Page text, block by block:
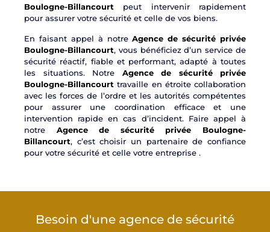
Boulogne-Billancourt peut intervenir rapidement
pour assurer votre sécurité et celle de vos biens.
En faisant appel à notreAgence de sécurité privée
Boulogne-Billancourt, vous bénéficiez d’un service de
sécurité réactif, fiable et performant, adapté à toutes
les situations. Notre Agence de sécurité privée
Boulogne-Billancourt travaille en étroite collaboration
avec les forces de l’ordre et les autorités compétentes
pour assurer une coordination efficace et une
intervention rapide en cas d’incident. Faire appel à
notre Agence de sécurité privée Boulogne-
Billancourt, c’est choisir un partenaire de confiance
pour votre sécurité et celle votre entreprise .
Besoin d'une agence de sécurité